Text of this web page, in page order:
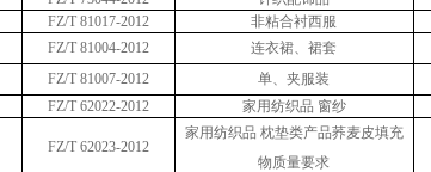
FZ/T 81017-2012 非粘合衬西服
FZ/T 81004-2012 连衣裙、裙套
FZ/T 81007-2012 单、夹服装
FZ/T 62022-2012 家用纺织品 窗纱
FZ/T 62023-2012
家用纺织品 枕垫类产品荞麦皮填充
物质量要求